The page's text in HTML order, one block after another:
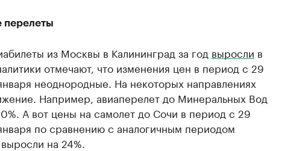
перелеты
из Москвы в Калининград за год выросли в
отмечают, что изменения цен в период с 29
неоднородные. На некоторых направлениях
Например, авиаперелет до Минеральных Вод
А вот цены на самолет до Сочи в период с 29
по сравнению с аналогичным периодом
на 24%.